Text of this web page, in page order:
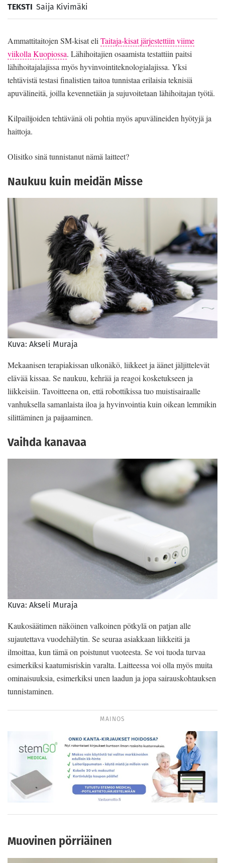
TEKSTI Saija Kivimäki
Ammattitaitojen SM-kisat eli Taitaja-kisat järjestettiin viime
viikolla Kuopiossa. Lähihoitajien osaamista testattiin paitsi
lähihoitajalajissa myös hyvinvointiteknologialajissa. Yksi
tehtävistä testasi finalistien taitoa tunnistaa erilaisia teknisiä
apuvälineitä, joilla kevennetään ja sujuvoitetaan lähihoitajan työtä.
Kilpailijoiden tehtävänä oli pohtia myös apuvälineiden hyötyjä ja
haittoja.
Olisitko sinä tunnistanut nämä laitteet?
Naukuu kuin meidän Misse
Kuva: Akseli Muraja
Mekaanisen terapiakissan ulkonäkö, liikkeet ja äänet jäljittelevät
elävää kissaa. Se naukuu, kehrää ja reagoi kosketukseen ja
liikkeisiin. Tavoitteena on, että robottikissa tuo muistisairaalle
vanhuksella samanlaista iloa ja hyvinvointia kuin oikean lemmikin
silittäminen ja paijaaminen.
Vaihda kanavaa
Kuva: Akseli Muraja
Kaukosäätimen näköinen valkoinen pötkylä on patjan alle
sujautettava vuodehälytin. Se seuraa asiakkaan liikkeitä ja
ilmoittaa, kun tämä on poistunut vuoteesta. Se voi tuoda turvaa
esimerkiksi kaatumisriskin varalta. Laitteessa voi olla myös muita
ominaisuuksia, esimerkiksi unen laadun ja jopa sairauskohtauksen
tunnistaminen.
MAINOS
Muovinen pörriäinen